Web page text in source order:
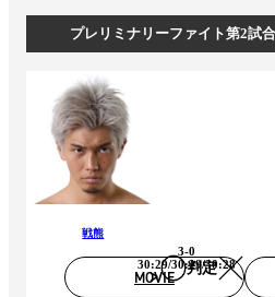
プレリミナリーファイト第2試
戦熊
判定
3-0
30:29/30:29/30:28
MOVIE